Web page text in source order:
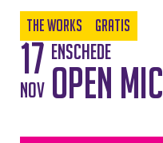
The Works Gratis
17
nov
Enschede
Open Mic